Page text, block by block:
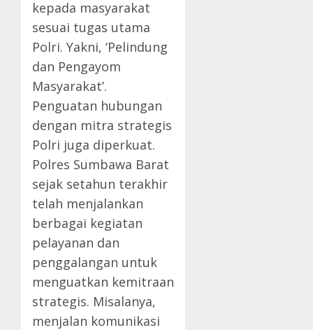
kepada masyarakat
sesuai tugas utama
Polri. Yakni, ‘Pelindung
dan Pengayom
Masyarakat’.
Penguatan hubungan
dengan mitra strategis
Polri juga diperkuat.
Polres Sumbawa Barat
sejak setahun terakhir
telah menjalankan
berbagai kegiatan
pelayanan dan
penggalangan untuk
menguatkan kemitraan
strategis. Misalanya,
menjalan komunikasi